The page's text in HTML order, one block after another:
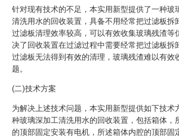
针对现有技术的不足，本实用新型提供了一种玻
清洗用水的回收装置，具备不用经常把过滤板拆
过滤板清理效率较高，可以有效收集玻璃残渣等
决了回收装置在过滤过程中需要经常把过滤板拆
过滤板无法得到有效的清理，玻璃残渣难以有效
题。
(二)技术方案
为解决上述技术问题，本实用新型提供如下技术
种玻璃深加工清洗用水的回收装置，包括箱体，
的顶部固定安装有电机，所述箱体内腔的顶部固